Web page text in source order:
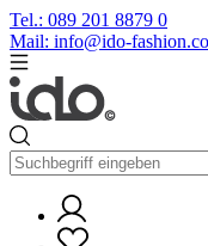
Tel.: 089 201 8879 0
Mail: info@ido-